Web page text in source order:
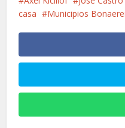
casa
Municipios